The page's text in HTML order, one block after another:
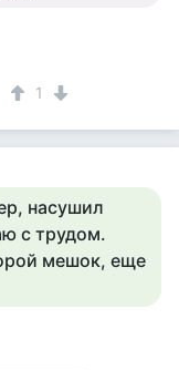
1
насушил
с трудом.
мешок, еще